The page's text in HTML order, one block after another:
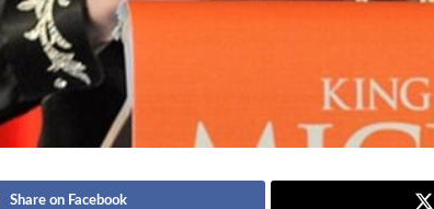
Share on Facebook